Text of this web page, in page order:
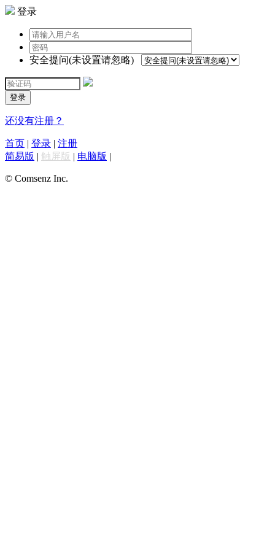
登录
安全提问(未设置请忽略)
登录
还没有注册？
首页 | 登录 | 注册
简易版 | 触屏版 | 电脑版 |
© Comsenz Inc.